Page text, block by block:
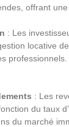
offrant
: Les
locative
professionnels.
: Les
du taux
du marché